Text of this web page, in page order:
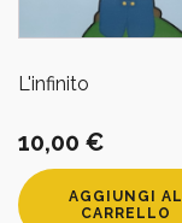
L'infinito
10,00 €
AGGIUNGI AL
CARRELLO